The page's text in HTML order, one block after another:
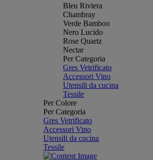
Bleu Riviera
Chambray
Verde Bamboo
Nero Lucido
Rose Quartz
Nectar
Per Categoria
Gres Vetrificato
Accessori Vino
Utensili da cucina
Tessile
Per Colore
Per Categoria
Gres Vetrificato
Accessori Vino
Utensili da cucina
Tessile